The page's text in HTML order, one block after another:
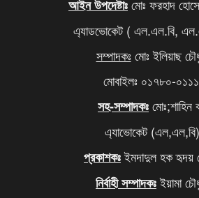
আবারও বাড়ল এলপি গ্যাসের
দিল্লিতে থাকা আপনার
মোদিকে ওয়াইসির কড়া
আইন উপদেষ্টাঃমোঃ ফরহাদ
এ্যাডভোকেট ( এল.এল.বি,
সম্পাদকঃ মোঃ ইলিয়াছ
মোবাইলঃ ০১৭৮০-
সহ-সম্পাদকঃমোঃ;শাহিন
এ্যাভোকেট
প্রকাশকঃইমদাদুল হক হৃদয়
নির্বাহী সম্পাদকঃইয়ামা